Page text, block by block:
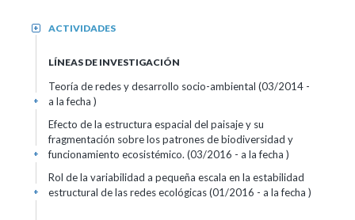
ACTIVIDADES
+
LÍNEAS DE INVESTIGACIÓN
Teoría de redes y desarrollo socio-ambiental (03/2014 -
a la fecha )
+
Efecto de la estructura espacial del paisaje y su
fragmentación sobre los patrones de biodiversidad y
funcionamiento ecosistémico. (03/2016 - a la fecha )
+
Rol de la variabilidad a pequeña escala en la estabilidad
estructural de las redes ecológicas (01/2016 - a la fecha )
+